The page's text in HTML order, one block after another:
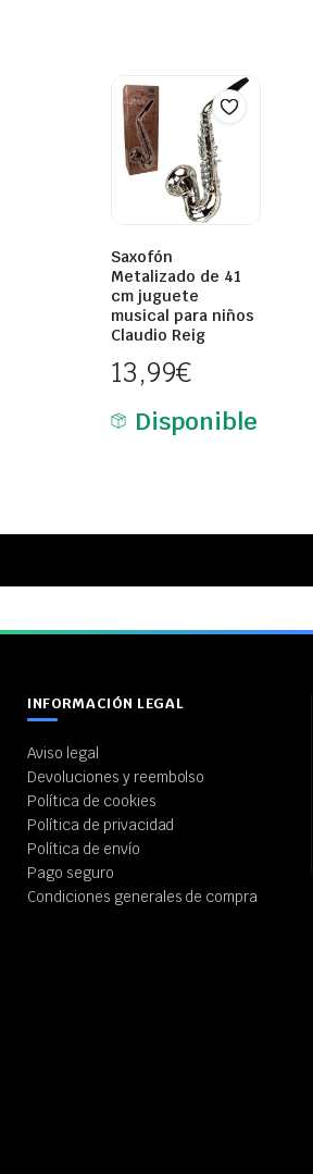
Saxofón
Metalizado de 41
cm juguete
musical para niños
Claudio Reig
13,99€
Disponible
INFORMACIÓN LEGAL
Aviso legal
Devoluciones y reembolso
Política de cookies
Política de privacidad
Política de envío
Pago seguro
Condiciones generales de compra